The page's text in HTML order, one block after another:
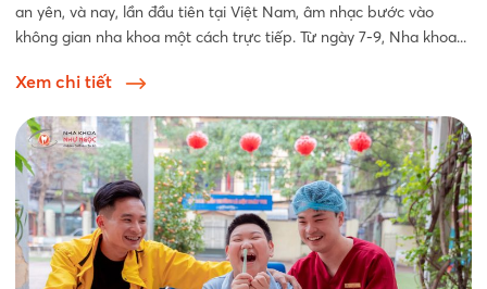
an yên, và nay, lần đầu tiên tại Việt Nam, âm nhạc bước vào
không gian nha khoa một cách trực tiếp. Từ ngày 7-9, Nha khoa...
Xem chi tiết